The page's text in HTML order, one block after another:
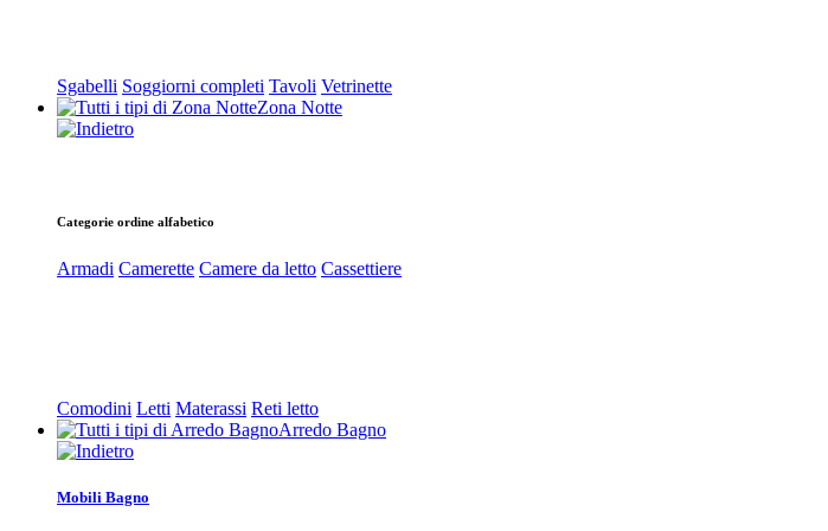
Sgabelli Soggiorni completi Tavoli Vetrinette
Zona Notte
Categorie ordine alfabetico
Armadi Camerette Camere da letto Cassettiere
Comodini Letti Materassi Reti letto
Arredo Bagno
Mobili Bagno